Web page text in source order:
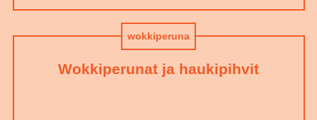
wokkiperuna
Wokkiperunat ja haukipihvit